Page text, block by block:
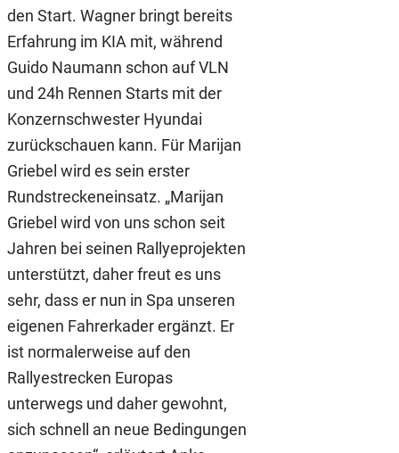
den Start. Wagner bringt bereits
Erfahrung im KIA mit, während
Guido Naumann schon auf VLN
und 24h Rennen Starts mit der
Konzernschwester Hyundai
zurückschauen kann. Für Marijan
Griebel wird es sein erster
Rundstreckeneinsatz. „Marijan
Griebel wird von uns schon seit
Jahren bei seinen Rallyeprojekten
unterstützt, daher freut es uns
sehr, dass er nun in Spa unseren
eigenen Fahrerkader ergänzt. Er
ist normalerweise auf den
Rallyestrecken Europas
unterwegs und daher gewohnt,
sich schnell an neue Bedingungen